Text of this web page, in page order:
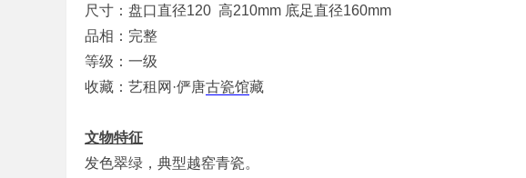
尺寸：盘口直径120 高210mm 底足直径160mm
品相：完整
等级：一级
收藏：艺租网·俨唐古瓷馆藏
文物特征
发色翠绿，典型越窑青瓷。